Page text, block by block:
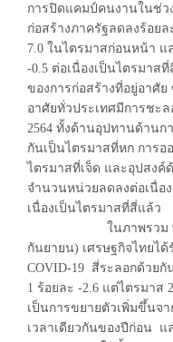
การปิดแคมป์คนงานในช่ว
ก่อสร้างภาครัฐลดลงร้อยล
7.0 ในไตรมาสก่อนหน้า แ
-0.5 ต่อเนื่องเป็นไตรมาส
ของการก่อสร้างที่อยู่อาศั
อาศัยทั่วประเทศมีการชะล
2564 ทั้งด้านอุปทานด้าน
กันเป็นไตรมาสที่หก การอ
ไตรมาสที่เจ็ด และอุปสงค์
จำนวนหน่วยลดลงต่อเนื่อ
เนื่องเป็นไตรมาสที่สี่แล้ว
ในภาพรวม 9 เดือน
กันยายน) เศรษฐกิจไทยไ
COVID-19 สี่ระลอกด้วย
1 ร้อยละ -2.6 แต่ไตรมาส
เป็นการขยายตัวเพิ่มขึ้นจ
เวลาเดียวกันของปีก่อน แ